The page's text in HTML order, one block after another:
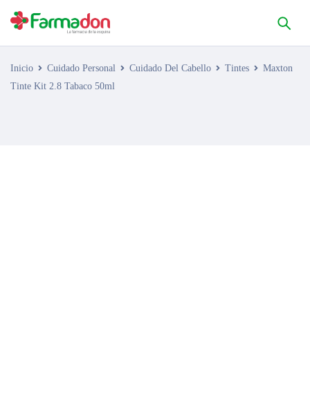
Inicio Cuidado Personal Cuidado Del Cabello Tintes
Maxton
Tinte Kit 2.8 Tabaco 50ml